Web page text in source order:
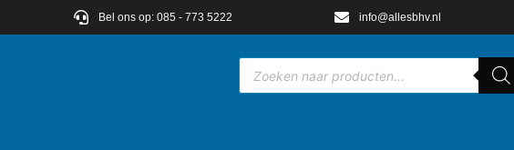
Bel ons op: 085 - 773 5222 info@allesbhv.nl